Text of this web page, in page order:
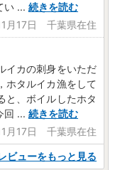
い ... 続きを読む
月17日 千葉県在住
イカの刺身をいただ
ホタルイカ漁をして
と、ボイルしたホタ
回 ... 続きを読む
月17日 千葉県在住
ビューをもっと見る